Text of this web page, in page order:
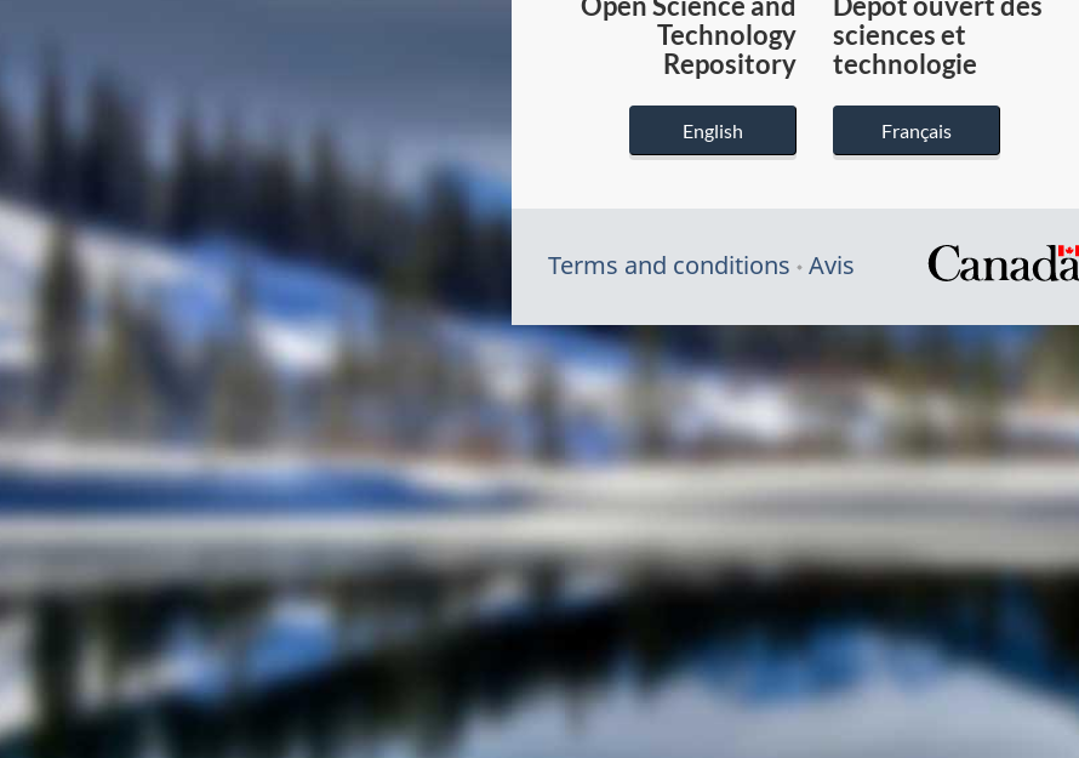
du
Canada
Technology
Repository
English
sciences et
technologie
Français
Terms and conditions Avis